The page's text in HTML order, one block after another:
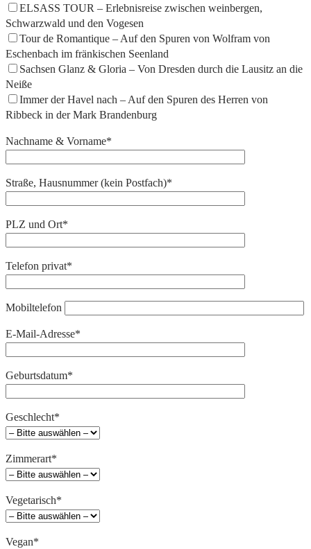
ELSASS TOUR – Erlebnisreise zwischen weinbergen,
Schwarzwald und den Vogesen
Tour de Romantique – Auf den Spuren von Wolfram von
Eschenbach im fränkischen Seenland
Sachsen Glanz & Gloria – Von Dresden durch die Lausitz an die
Neiße
Immer der Havel nach – Auf den Spuren des Herren von
Ribbeck in der Mark Brandenburg
Nachname & Vorname*
Straße, Hausnummer (kein Postfach)*
PLZ und Ort*
Telefon privat*
Mobiltelefon
E-Mail-Adresse*
Geburtsdatum*
Geschlecht*
Zimmerart*
Vegetarisch*
Vegan*